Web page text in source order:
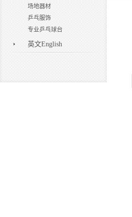
场地器材
乒乓服饰
专业乒乓球台
英文English